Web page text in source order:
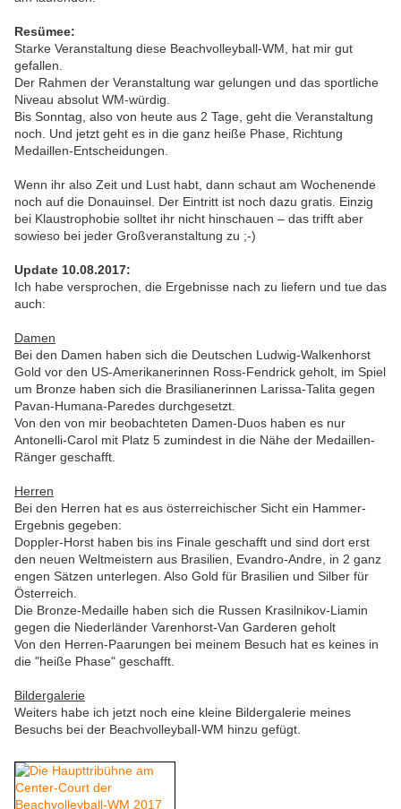
Resümee:
Starke Veranstaltung diese Beachvolleyball-WM, hat mir gut
gefallen.
Der Rahmen der Veranstaltung war gelungen und das sportliche
Niveau absolut WM-würdig.
Bis Sonntag, also von heute aus 2 Tage, geht die Veranstaltung
noch. Und jetzt geht es in die ganz heiße Phase, Richtung
Medaillen-Entscheidungen.
Wenn ihr also Zeit und Lust habt, dann schaut am Wochenende
noch auf die Donauinsel. Der Eintritt ist noch dazu gratis. Einzig
bei Klaustrophobie solltet ihr nicht hinschauen – das trifft aber
sowieso bei jeder Großveranstaltung zu ;-)
Update 10.08.2017:
Ich habe versprochen, die Ergebnisse nach zu liefern und tue das
auch:
Damen
Bei den Damen haben sich die Deutschen Ludwig-Walkenhorst
Gold vor den US-Amerikanerinnen Ross-Fendrick geholt, im Spiel
um Bronze haben sich die Brasilianerinnen Larissa-Talita gegen
Pavan-Humana-Paredes durchgesetzt.
Von den von mir beobachteten Damen-Duos haben es nur
Antonelli-Carol mit Platz 5 zumindest in die Nähe der Medaillen-
Ränger geschafft.
Herren
Bei den Herren hat es aus österreichischer Sicht ein Hammer-
Ergebnis gegeben:
Doppler-Horst haben bis ins Finale geschafft und sind dort erst
den neuen Weltmeistern aus Brasilien, Evandro-Andre, in 2 ganz
engen Sätzen unterlegen. Also Gold für Brasilien und Silber für
Österreich.
Die Bronze-Medaille haben sich die Russen Krasilnikov-Liamin
gegen die Niederländer Varenhorst-Van Garderen geholt
Von den Herren-Paarungen bei meinem Besuch hat es keines in
die "heiße Phase" geschafft.
Bildergalerie
Weiters habe ich jetzt noch eine kleine Bildergalerie meines
Besuchs bei der Beachvolleyball-WM hinzu gefügt.